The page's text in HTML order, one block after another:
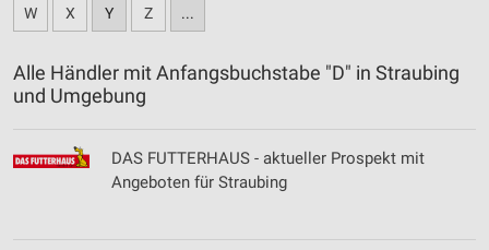
W X Y Z ...
Alle Händler mit Anfangsbuchstabe "D" in Straubing
und Umgebung
DAS FUTTERHAUS - aktueller Prospekt mit
Angeboten für Straubing